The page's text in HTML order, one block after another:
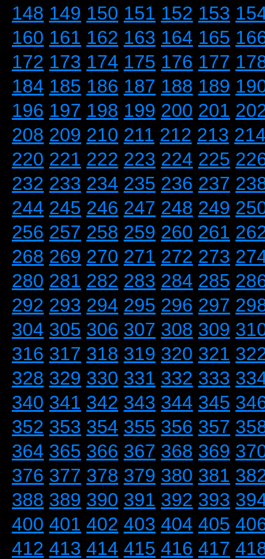
148 149 150 151 152 153
160 161 162 163 164 165
172 173 174 175 176 177
184 185 186 187 188 189
196 197 198 199 200 201
208 209 210 211 212 213
220 221 222 223 224 225
232 233 234 235 236 237
244 245 246 247 248 249
256 257 258 259 260 261
268 269 270 271 272 273
280 281 282 283 284 285
292 293 294 295 296 297
304 305 306 307 308 309
316 317 318 319 320 321
328 329 330 331 332 333
340 341 342 343 344 345
352 353 354 355 356 357
364 365 366 367 368 369
376 377 378 379 380 381
388 389 390 391 392 393
400 401 402 403 404 405
412 413 414 415 416 417